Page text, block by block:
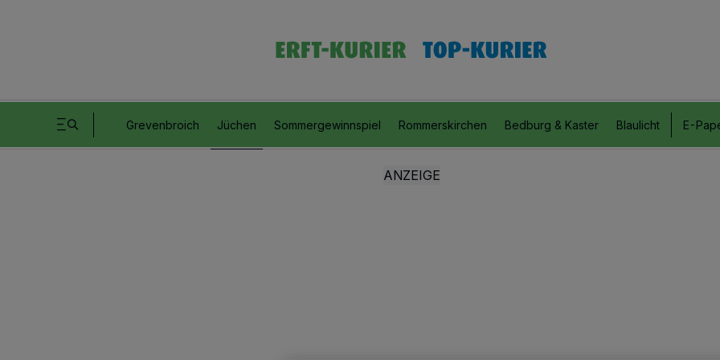
Grevenbroich Jüchen Sommergewinnspiel Rommerskirchen Bedburg & Kaster Blaulicht E-